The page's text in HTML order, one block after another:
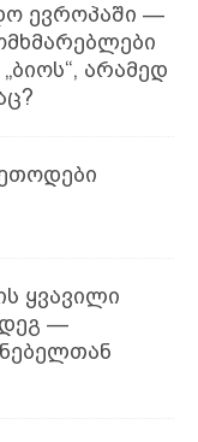
ევროპაში —
არამედ
ყვავილი
—